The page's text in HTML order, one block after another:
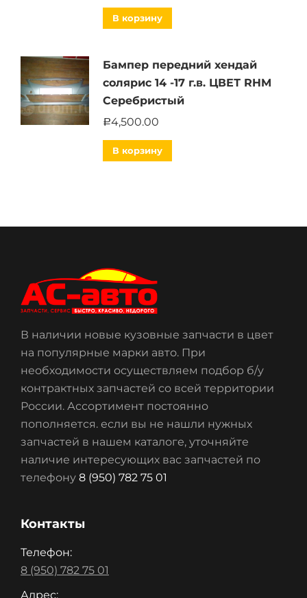
В корзину
Бампер передний хендай
солярис 14 -17 г.в. ЦВЕТ RHM
Серебристый
Р4,500.00
В корзину
В наличии новые кузовные запчасти в цвет
на популярные марки авто. При
необходимости осуществляем подбор б/у
контрактных запчастей со всей территории
России. Ассортимент постоянно
пополняется. если вы не нашли нужных
запчастей в нашем каталоге, уточняйте
наличие интересующих вас запчастей по
телефону 8 (950) 782 75 01
Контакты
Телефон:
8 (950) 782 75 01
Адрес: